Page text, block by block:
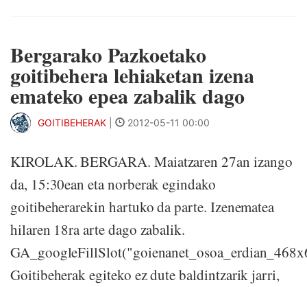
Bergarako Pazkoetako
goitibehera lehiaketan izena
emateko epea zabalik dago
GOITIBEHERAK 2012-05-11 00:00
KIROLAK. BERGARA. Maiatzaren 27an izango
da, 15:30ean eta norberak egindako
goitibeherarekin hartuko da parte. Izenematea
hilaren 18ra arte dago zabalik.
Goitibeherak egiteko ez dute baldintzarik jarri,